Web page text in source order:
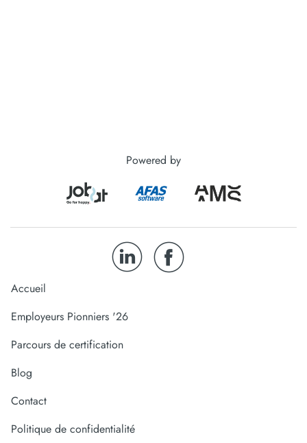
Powered by
Accueil
Employeurs Pionniers '26
Parcours de certification
Blog
Contact
Politique de confidentialité